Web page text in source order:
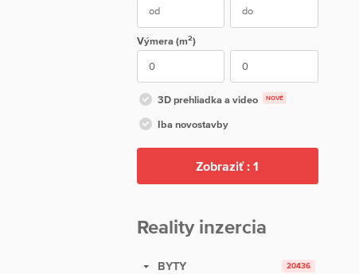
Výmera (m2)
3D prehliadka a video NOVÉ
Iba novostavby
Zobraziť :1
Reality inzercia
BYTY 20436